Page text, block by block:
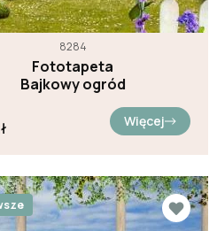
8284
Fototapeta
Bajkowy ogród
Więcej